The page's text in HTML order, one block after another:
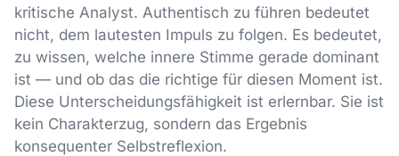
kritische Analyst. Authentisch zu führen bedeutet
nicht, dem lautesten Impuls zu folgen. Es bedeutet,
zu wissen, welche innere Stimme gerade dominant
ist — und ob das die richtige für diesen Moment ist.
Diese Unterscheidungsfähigkeit ist erlernbar. Sie ist
kein Charakterzug, sondern das Ergebnis
konsequenter Selbstreflexion.